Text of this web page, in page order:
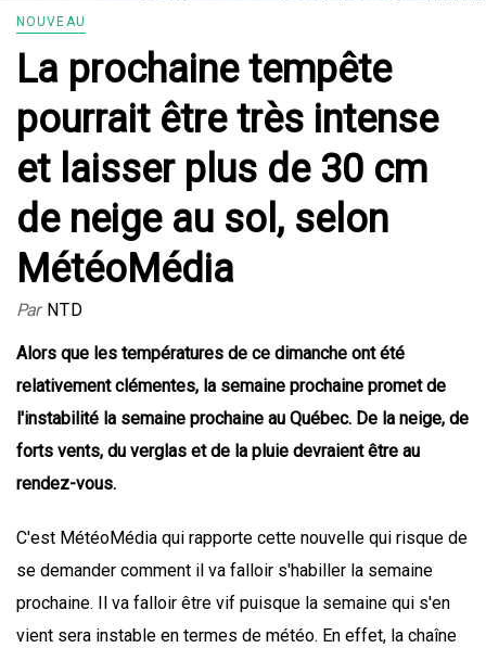
NOUVEAU
La prochaine tempête
pourrait être très intense
et laisser plus de 30 cm
de neige au sol, selon
MétéoMédia
Par NTD
Alors que les températures de ce dimanche ont été
relativement clémentes, la semaine prochaine promet de
l'instabilité la semaine prochaine au Québec. De la neige, de
forts vents, du verglas et de la pluie devraient être au
rendez-vous.
C'est MétéoMédia qui rapporte cette nouvelle qui risque de
se demander comment il va falloir s'habiller la semaine
prochaine. Il va falloir être vif puisque la semaine qui s'en
vient sera instable en termes de météo. En effet, la chaîne